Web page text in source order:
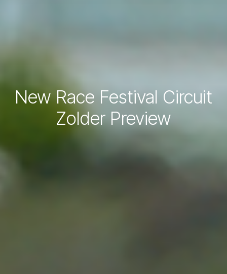
New Race Festival Circuit
Zolder Preview